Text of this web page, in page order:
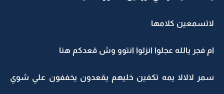
لاتسمعين كلامها
ام فجر يالله عجلوا انزلوا انتوو وش قعدكم هنا
سمر لالالا يمه تكفين خليهم يقعدون يخففون علي شوي